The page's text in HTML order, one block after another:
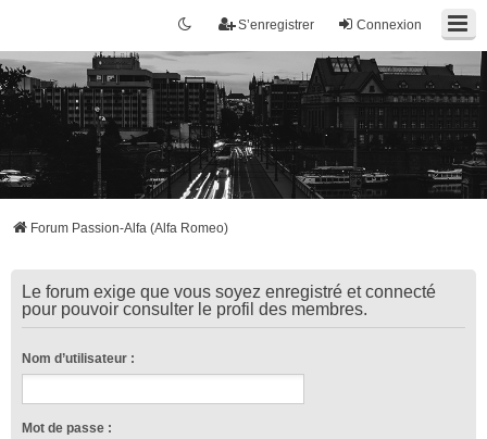
Connexion
S’enregistrer
Forum Passion-Alfa (Alfa Romeo)
Le forum exige que vous soyez enregistré et connecté
pour pouvoir consulter le profil des membres.
Nom d’utilisateur :
Mot de passe :